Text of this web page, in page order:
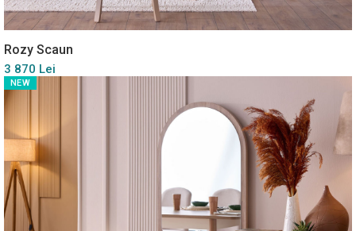
Rozy Scaun
3 870 Lei
NEW